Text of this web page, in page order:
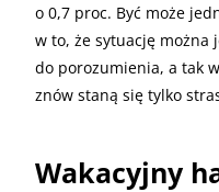
o 0,7 proc. Być może
w to, że sytuację można
do porozumienia, a tak
znów staną się tylko
Wakacyjny